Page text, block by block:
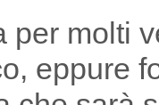
per molti
eppure